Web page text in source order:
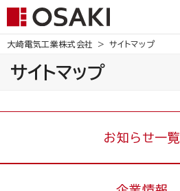
大崎電気工業株式会社 サイトマップ
サイトマップ
お知らせ一覧